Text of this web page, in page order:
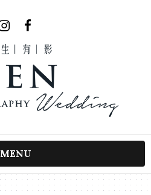
MENU